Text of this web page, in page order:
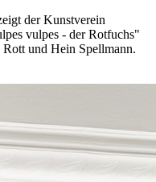
der Kunstverein
vulpes - der Rotfuchs"
und Hein Spellmann.